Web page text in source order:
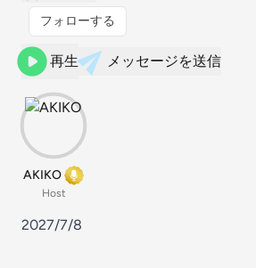
フォローする
再生 メッセージを送信
AKIKO
Host
2027/7/8